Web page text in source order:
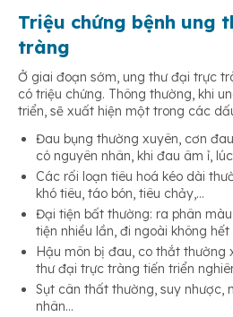
Triệu chứng bệnh ung
tràng
Ở giai đoạn sớm, ung thư đại trực
có triệu chứng. Thông thường, khi
triển, sẽ xuất hiện một trong các
Đau bụng thường xuyên, cơn
có nguyên nhân, khi đau âm ỉ,
Các rối loạn tiêu hoá kéo dài
khó tiêu, táo bón, tiêu chảy,…
Đại tiện bất thường: ra phân
tiện nhiều lần, đi ngoài không
Hậu môn bị đau, co thắt thường
thư đại trực tràng tiến triển
Sụt cân thất thường, suy nhược,
nhân…